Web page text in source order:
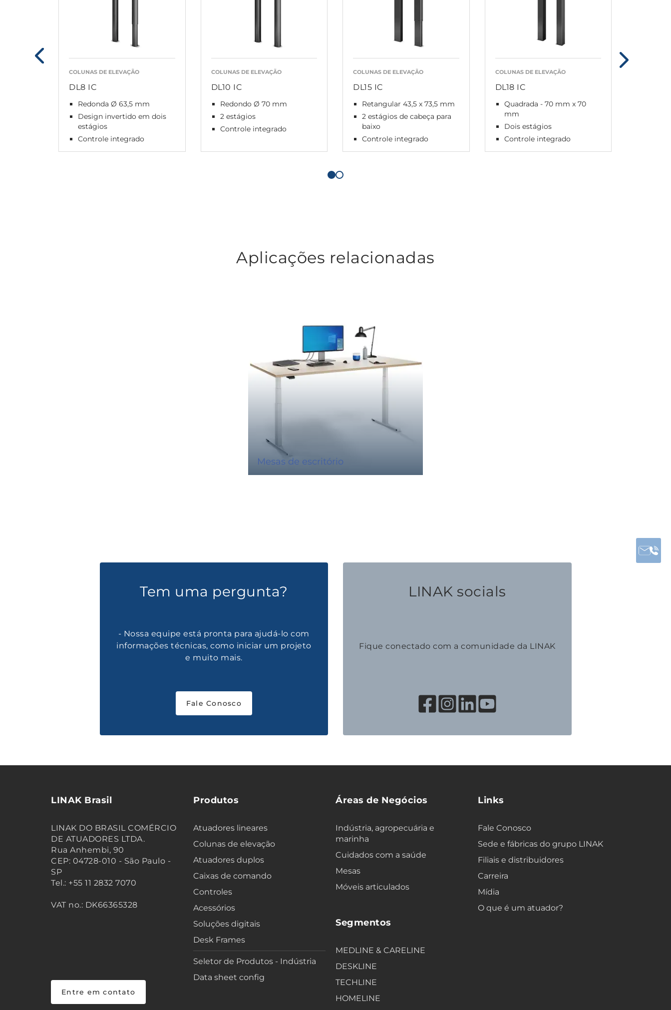
COLUNAS DE ELEVAÇÃO
DL8 IC
Redonda Ø 63,5 mm
Design invertido em dois
estágios
Controle integrado
COLUNAS DE ELEVAÇÃO
DL10 IC
Redondo Ø 70 mm
2 estágios
Controle integrado
COLUNAS DE ELEVAÇÃO
DL15 IC
Retangular 43,5 x 73,5 mm
2 estágios de cabeça para
baixo
Controle integrado
COLUNAS DE ELEVAÇÃO
DL18 IC
Quadrada - 70 mm x 70
mm
Dois estágios
Controle integrado
Aplicações relacionadas
Mesas de escritório
Tem uma pergunta?
- Nossa equipe está pronta para ajudá-lo com
informações técnicas, como iniciar um projeto
e muito mais.
Fale Conosco
LINAK socials
Fique conectado com a comunidade da LINAK
LINAK Brasil
LINAK DO BRASIL COMÉRCIO
DE ATUADORES LTDA.
Rua Anhembi, 90
CEP: 04728-010 - São Paulo -
SP
Tel.: +55 11 2832 7070
VAT no.: DK66365328
Entre em contato
Produtos
Atuadores lineares
Colunas de elevação
Atuadores duplos
Caixas de comando
Controles
Acessórios
Soluções digitais
Desk Frames
Seletor de Produtos - Indústria
Data sheet config
Áreas de Negócios
Indústria, agropecuária e
marinha
Cuidados com a saúde
Mesas
Móveis articulados
Segmentos
MEDLINE & CARELINE
DESKLINE
TECHLINE
HOMELINE
Links
Fale Conosco
Sede e fábricas do grupo LINAK
Filiais e distribuidores
Carreira
Mídia
O que é um atuador?